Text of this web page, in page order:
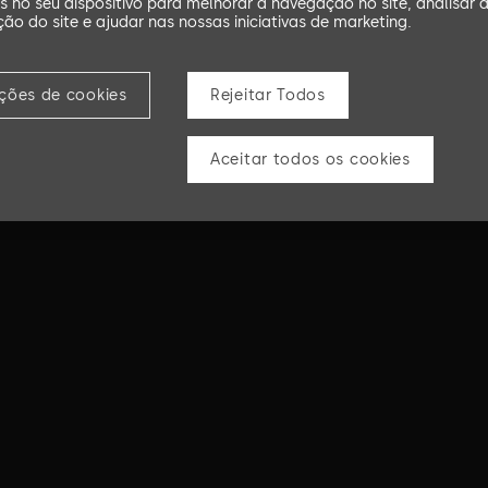
no seu dispositivo para melhorar a navegação no site, analisar a
do site e ajudar nas nossas iniciativas de marketing.
de cookies Rejeitar Todos
Aceitar todos os cookies